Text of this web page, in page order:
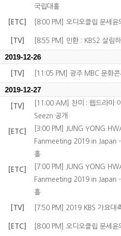
국립대홀
[ETC] [8:00 PM] 오디오클립 문세
[TV] [8:55 PM] 민환 : KBS2 살림
2019-12-26
[TV] [11:05 PM] 광주 MBC 문화
2019-12-27
[TV]
[11:00 AM] 찬미 : 웹드라마
Seezn 공개
[ETC]
[3:00 PM] JUNG YONG
Fanmeeting 2019 in Japan -
홀
[ETC]
[7:00 PM] JUNG YONG
Fanmeeting 2019 in Japan -
홀
[TV] [7:50 PM] 2019 KBS 가요대
[ETC] [8:00 PM] 오디오클립 문세